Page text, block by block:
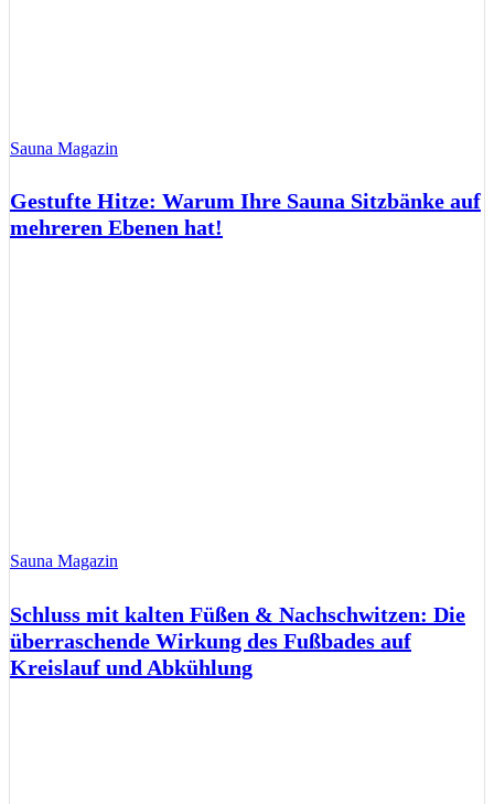
Sauna Magazin
Gestufte Hitze: Warum Ihre Sauna Sitzbänke auf
mehreren Ebenen hat!
Sauna Magazin
Schluss mit kalten Füßen & Nachschwitzen: Die
überraschende Wirkung des Fußbades auf
Kreislauf und Abkühlung